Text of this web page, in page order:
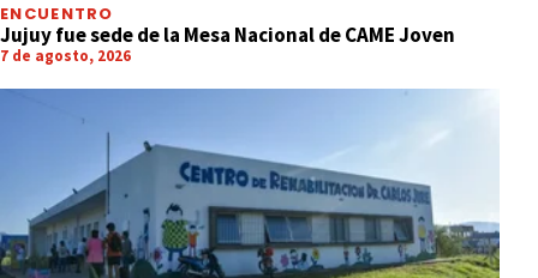
ENCUENTRO
Jujuy fue sede de la Mesa Nacional de CAME Joven
7 de agosto, 2026